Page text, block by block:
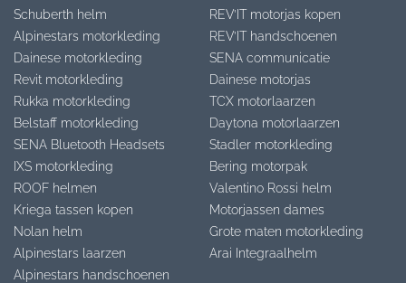
Schuberth helm
Alpinestars motorkleding
Dainese motorkleding
Revit motorkleding
Rukka motorkleding
Belstaff motorkleding
SENA Bluetooth Headsets
IXS motorkleding
ROOF helmen
Kriega tassen kopen
Nolan helm
Alpinestars laarzen
Alpinestars handschoenen
REV’IT motorjas kopen
REV’IT handschoenen
SENA communicatie
Dainese motorjas
TCX motorlaarzen
Daytona motorlaarzen
Stadler motorkleding
Bering motorpak
Valentino Rossi helm
Motorjassen dames
Grote maten motorkleding
Arai Integraalhelm